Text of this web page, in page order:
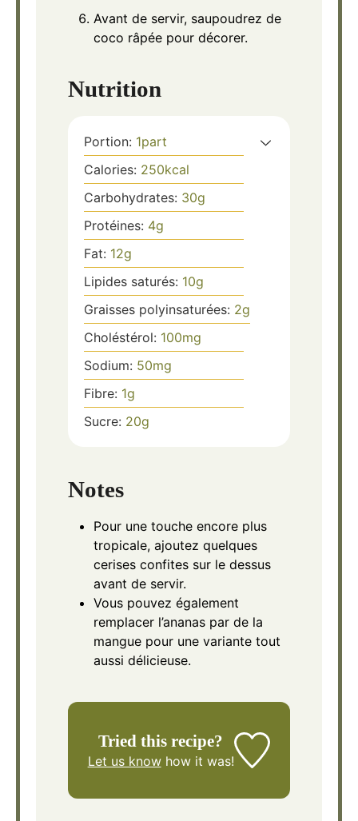
Avant de servir, saupoudrez de
coco râpée pour décorer.
Nutrition
Portion: 1part
Calories: 250kcal
Carbohydrates: 30g
Protéines: 4g
Fat: 12g
Lipides saturés: 10g
Graisses polyinsaturées: 2g
Choléstérol: 100mg
Sodium: 50mg
Fibre: 1g
Sucre: 20g
Notes
Pour une touche encore plus
tropicale, ajoutez quelques
cerises confites sur le dessus
avant de servir.
Vous pouvez également
remplacer l’ananas par de la
mangue pour une variante tout
aussi délicieuse.
Tried this recipe?
Let us knowhow it was!